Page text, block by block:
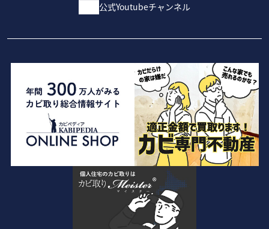
公式Youtubeチャンネル